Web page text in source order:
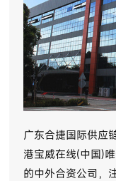
广东合捷国际供应
港宝威在线(中国)
的中外合资公司，